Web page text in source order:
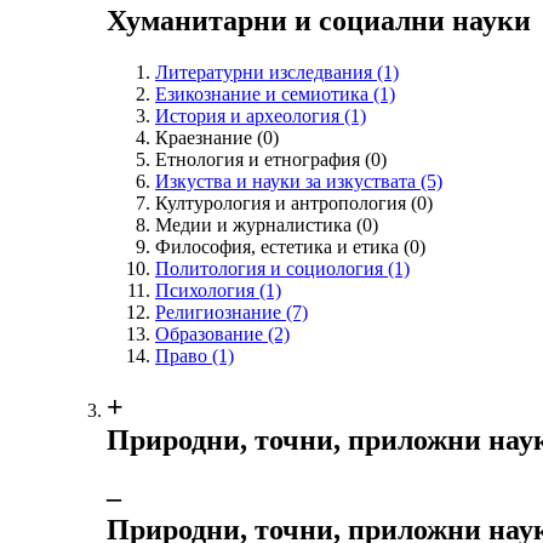
Хуманитарни и социални науки
Литературни изследвания (1)
Езикознание и семиотика (1)
История и археология (1)
Краезнание (0)
Етнология и етнография (0)
Изкуства и науки за изкуствата (5)
Културология и антропология (0)
Медии и журналистика (0)
Философия, естетика и етика (0)
Политология и социология (1)
Психология (1)
Религиознание (7)
Образование (2)
Право (1)
+
Природни, точни, приложни
‒
Природни, точни, приложни